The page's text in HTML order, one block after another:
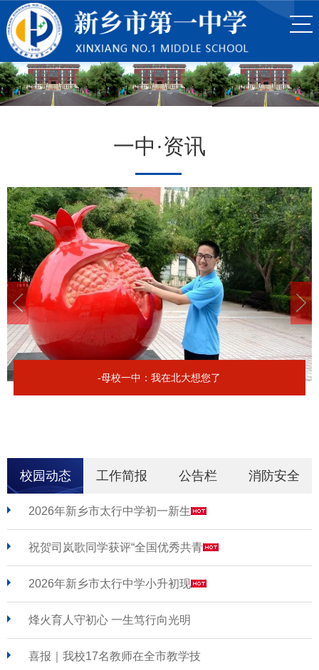
一中·资讯
-母校一中：我在北大想您了
校园动态 工作简报 公告栏 消防安全
2026年新乡市太行中学初一新生
祝贺司岚歌同学获评“全国优秀共青
2026年新乡市太行中学小升初现
烽火育人守初心 一生笃行向光明
喜报｜我校17名教师在全市教学技